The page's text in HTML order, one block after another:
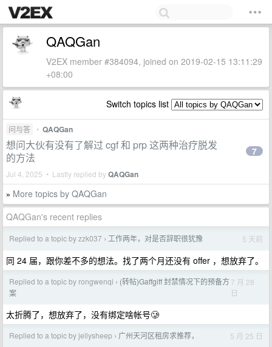
QAQGan
V2EX member #384094, joined on 2019-02-15 13:11:29
+08:00
Switch topics list
问与答 • QAQGan
想问大伙有没有了解过 cgf 和 prp 这两种治疗脱发
的方法
Jul 4, 2025 • Lastly replied byQAQGan
7
» More topics by QAQGan
QAQGan's recent replies
Replied to a topic by zzk037 › 工作两年，对是否辞职很犹豫 5 天前
同 24 届，跟你差不多的想法。找了两个月还没有 offer ，想放弃了。
Replied to a topic by rongwenqi › (转帖)Gaffgiff 封禁情况下的预备方
案
7 月 28
日
太折腾了，想放弃了，没有绑定啥帐号🥲
Replied to a topic by jellysheep › 广州天河区租房求推荐， 5 月 25 日